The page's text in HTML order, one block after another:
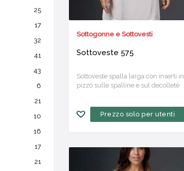
25
17
32
41
43
6
21
10
16
17
21
Sottogonne e Sottovesti
Sottoveste 575
Sottoveste spalla larga con inserti in
pizzo sulle spalline e sul decolletè
Prezzo solo per utenti